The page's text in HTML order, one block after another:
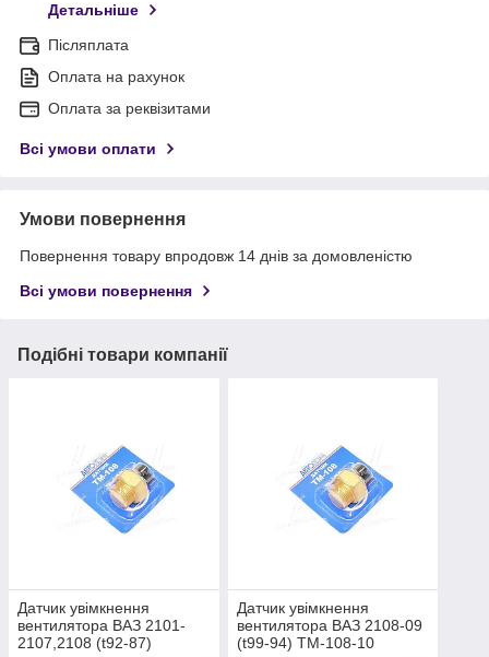
Детальніше
Післяплата
Оплата на рахунок
Оплата за реквізитами
Всі умови оплати
Умови повернення
Повернення товару впродовж 14 днів за домовленістю
Всі умови повернення
Подібні товари компанії
Датчик увімкнення
вентилятора ВАЗ 2101-
2107,2108 (t92-87)
Датчик увімкнення
вентилятора ВАЗ 2108-09
(t99-94) ТМ-108-10